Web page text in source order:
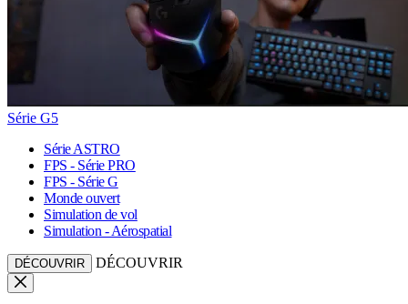
Série G5
Série ASTRO
FPS - Série PRO
FPS - Série G
Monde ouvert
Simulation de vol
Simulation - Aérospatial
DÉCOUVRIR DÉCOUVRIR